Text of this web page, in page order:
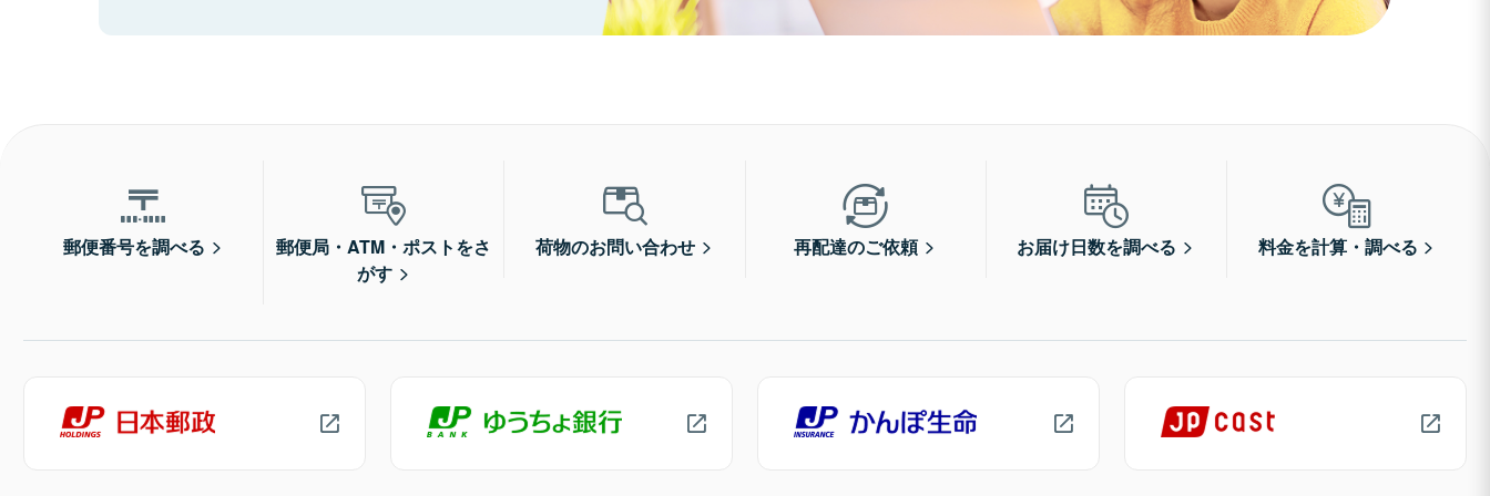
郵便番号を調べる
郵便局・ATM・ポストをさ
がす
荷物のお問い合わせ 再配達のご依頼 お届け日数を調べる 料金を計算・調べる